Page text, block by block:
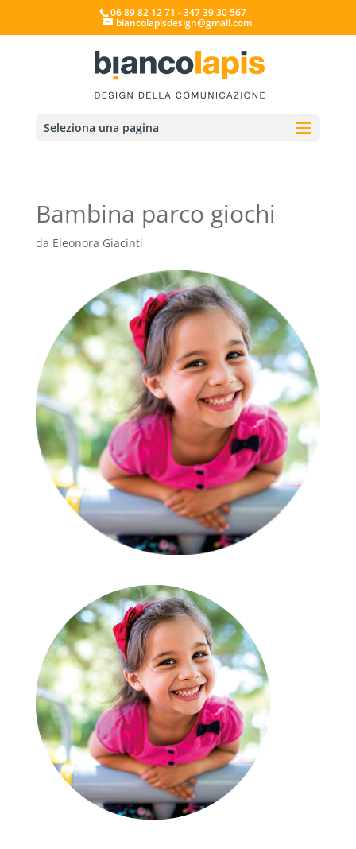
06 89 82 12 71 - 347 39 30 567
biancolapisdesign@gmail.com
Seleziona una pagina
Bambina parco giochi
da Eleonora Giacinti